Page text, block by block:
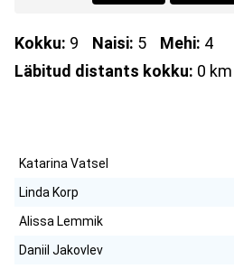
Kokku: 9 Naisi: 5 Mehi: 4
Läbitud distants kokku: 0 km
Katarina Vatsel
Linda Korp
Alissa Lemmik
Daniil Jakovlev